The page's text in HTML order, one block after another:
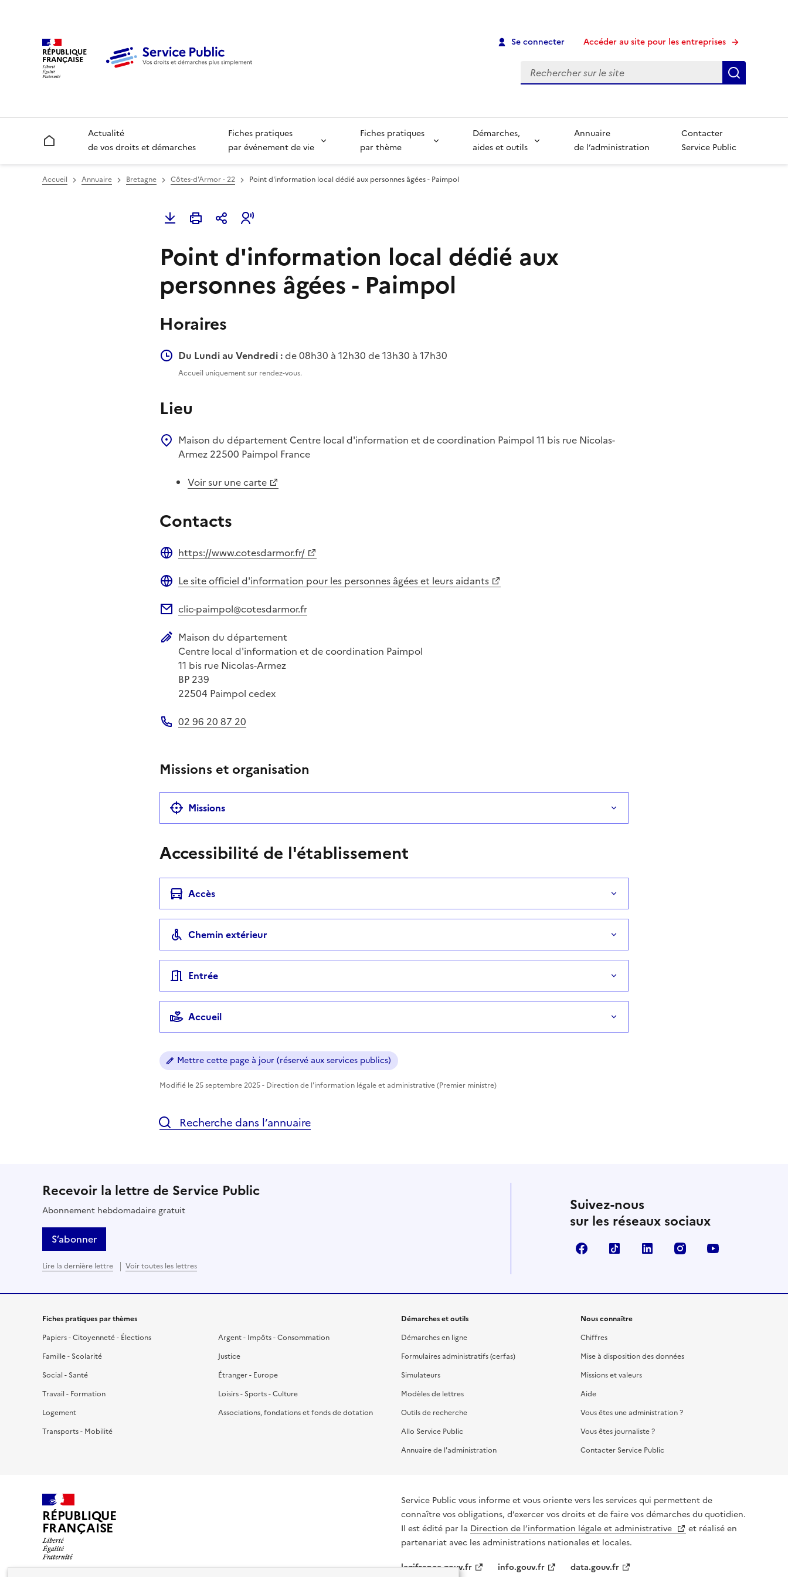
RÉPUBLIQUE
FRANÇAISE
Se connecter Accéder au site pour les entreprises
Recherche
Accueil
Actualité
de vos droits et démarches
Fiches pratiques
par événement de vie
Fiches pratiques
par thème
Démarches,
aides et outils
Annuaire
de l’administration
Contacter
Service Public
Accueil Annuaire Bretagne Côtes-d'Armor - 22 Point d'information local dédié aux personnes âgées - Paimpol
Point d'information local dédié aux
personnes âgées - Paimpol
Horaires
Du Lundi au Vendredi :de 08h30 à 12h30 de 13h30 à 17h30
Accueil uniquement sur rendez-vous.
Lieu
Maison du département Centre local d'information et de coordination Paimpol 11 bis rue Nicolas-
Armez 22500 Paimpol France
Voir sur une carte
Contacts
https://www.cotesdarmor.fr/
Le site officiel d'information pour les personnes âgées et leurs aidants
clic-paimpol@cotesdarmor.fr
Adresse postale
Maison du département
Centre local d'information et de coordination Paimpol
11 bis rue Nicolas-Armez
BP 239
22504 Paimpol cedex
02 96 20 87 20
Missions et organisation
Missions
Accessibilité de l'établissement
Accès
Chemin extérieur
Entrée
Accueil
Mettre cette page à jour (réservé aux services publics)
Modifié le 25 septembre 2025 - Direction de l'information légale et administrative (Premier ministre)
Recherche dans l’annuaire
Recevoir la lettre de Service Public
Abonnement hebdomadaire gratuit
S’abonner
Lire la dernière lettre Voir toutes les lettres
Suivez-nous
sur les réseaux sociaux
FacebookTikTok LinkedIn Instagram
Fiches pratiques par thèmes
Papiers - Citoyenneté - Élections
Famille - Scolarité
Social - Santé
Travail - Formation
Logement
Transports - Mobilité
Argent - Impôts - Consommation
Justice
Étranger - Europe
Loisirs - Sports - Culture
Associations, fondations et fonds de dotation
Démarches et outils
Démarches en ligne
Formulaires administratifs (cerfas)
Simulateurs
Modèles de lettres
Outils de recherche
Allo Service Public
Annuaire de l'administration
Nous connaître
Chiffres
Mise à disposition des données
Missions et valeurs
Aide
Vous êtes une administration ?
Vous êtes journaliste ?
Contacter Service Public
RÉPUBLIQUE
FRANÇAISE
Service Public vous informe et vous oriente vers les services qui permettent de
connaître vos obligations, d’exercer vos droits et de faire vos démarches du quotidien.
Il est édité par la Direction de l’information légale et administrative
et réalisé en
partenariat avec les administrations nationales et locales.
legifrance.gouv.fr
info.gouv.fr data.gouv.fr